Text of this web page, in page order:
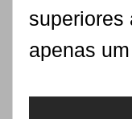
superiores
apenas